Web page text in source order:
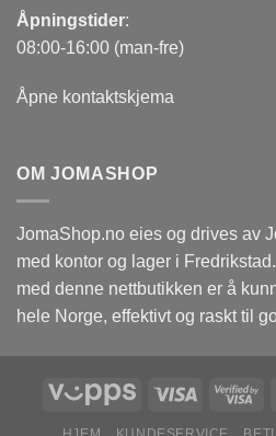
Åpningstider:
08:00-16:00 (man-fre)
Åpne kontaktskjema
OM JOMASHOP
JomaShop.no eies og drives av
med kontor og lager i
med denne nettbutikken er å
hele Norge, effektivt og raskt til